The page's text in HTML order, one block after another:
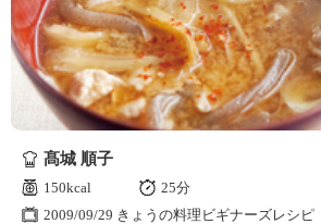
髙城 順子
150kcal
25分
2009/09/29 きょうの料理ビギナーズレシピ